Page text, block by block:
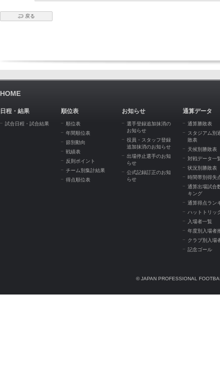
戻る
HOME
日程・結果
試合日程・試合結果
順位表
順位表
年間順位表
節別動向
戦績表
反則ポイント
チーム別集計結果
得点順位表
お知らせ
選手登録追加抹消の
お知らせ
役員・スタッフ登録
追加抹消のお知らせ
出場停止選手のお知
らせ
公式記録訂正のお知
らせ
通算データ
通算勝敗表
スタジアム別
敗表
天候別勝敗表
対戦データ一
状況別勝敗表
時間帯別得失
通算出場試合
キング
通算得点ラン
ハットトリッ
入場者一覧
年度別入場者
クラブ別入場
記念ゴール
© JAPAN PROFESSIONAL